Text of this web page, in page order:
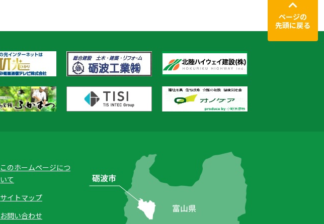
ページの
先頭に戻る
このホームページにつ
いて
サイトマップ
お問い合わせ